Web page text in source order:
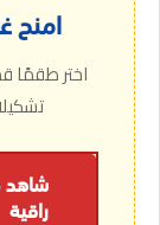
امنح
اختر طقمًا
شاهد
راقية